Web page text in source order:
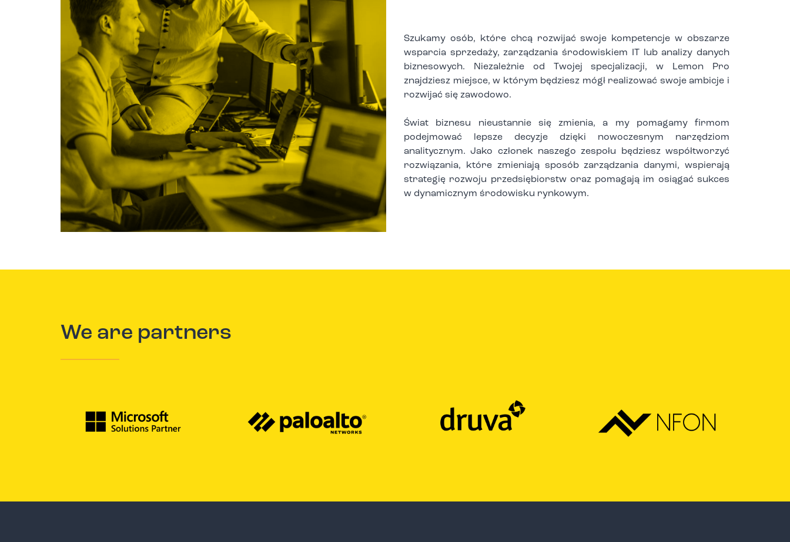
Szukamy osób, które chcą rozwijać swoje kompetencje w obszarze
wsparcia sprzedaży, zarządzania środowiskiem IT lub analizy danych
biznesowych. Niezależnie od Twojej specjalizacji, w Lemon Pro
znajdziesz miejsce, w którym będziesz mógł realizować swoje ambicje i
rozwijać się zawodowo.
Świat biznesu nieustannie się zmienia, a my pomagamy firmom
podejmować lepsze decyzje dzięki nowoczesnym narzędziom
analitycznym. Jako członek naszego zespołu będziesz współtworzyć
rozwiązania, które zmieniają sposób zarządzania danymi, wspierają
strategię rozwoju przedsiębiorstw oraz pomagają im osiągać sukces
w dynamicznym środowisku rynkowym.
We are partners